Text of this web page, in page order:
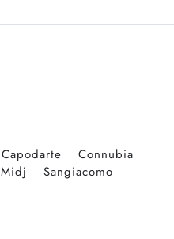
Capodarte
Connubia
Midj Sangiacomo